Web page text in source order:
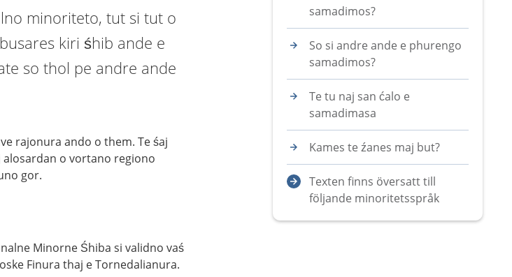
minoriteto, tut si tut o
kiri śhib ande e
so thol pe andre ande
rajonura ando o them. Te śaj
o vortano regiono
gor.
Minorne Śhiba si validno vaś
Finura thaj e Tornedalianura.
samadimos?
So si andre ande e phurengo
samadimos?
Te tu naj san ćalo e
samadimasa
Kames te źanes maj but?
Texten finns översatt till
följande minoritetsspråk